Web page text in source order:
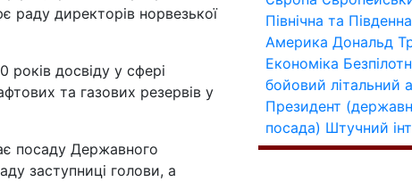
раду директорів норвезької
досвіду у сфері
та газових резервів у
посаду Державного
заступниці голови, а
Північна та Південна
Америка Дональд
Економіка
бойовий літальний
Президент
посада) Штучний